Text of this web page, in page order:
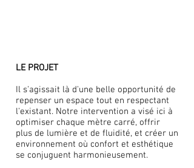
LE PROJET
Il s'agissait là d'une belle opportunité de
repenser un espace tout en respectant
l'existant. Notre intervention a visé ici à
optimiser chaque mètre carré, offrir
plus de lumière et de fluidité, et créer un
environnement où confort et esthétique
se conjuguent harmonieusement.